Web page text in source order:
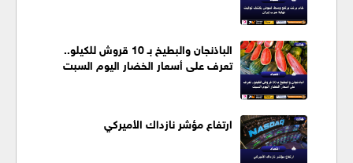
الباذنجان والبطيخ بـ 10 قروش للكيلو..
تعرف على أسعار الخضار اليوم السبت
ارتفاع مؤشر نازداك الأميركي